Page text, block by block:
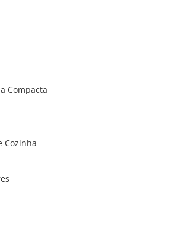
Compacta
Cozinha